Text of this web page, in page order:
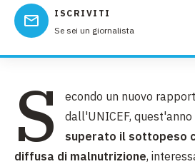
ISCRIVITI
Se sei un giornalista
S
econdo un nuovo
dall'UNICEF, quest'anno
superato il sottopeso
diffusa di malnutrizione,